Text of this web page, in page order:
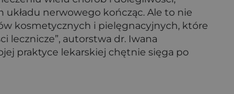
układu nerwowego kończąc. Ale to nie
kosmetycznych i pielęgnacyjnych, które
lecznicze”, autorstwa dr. Iwana
praktyce lekarskiej chętnie sięga po